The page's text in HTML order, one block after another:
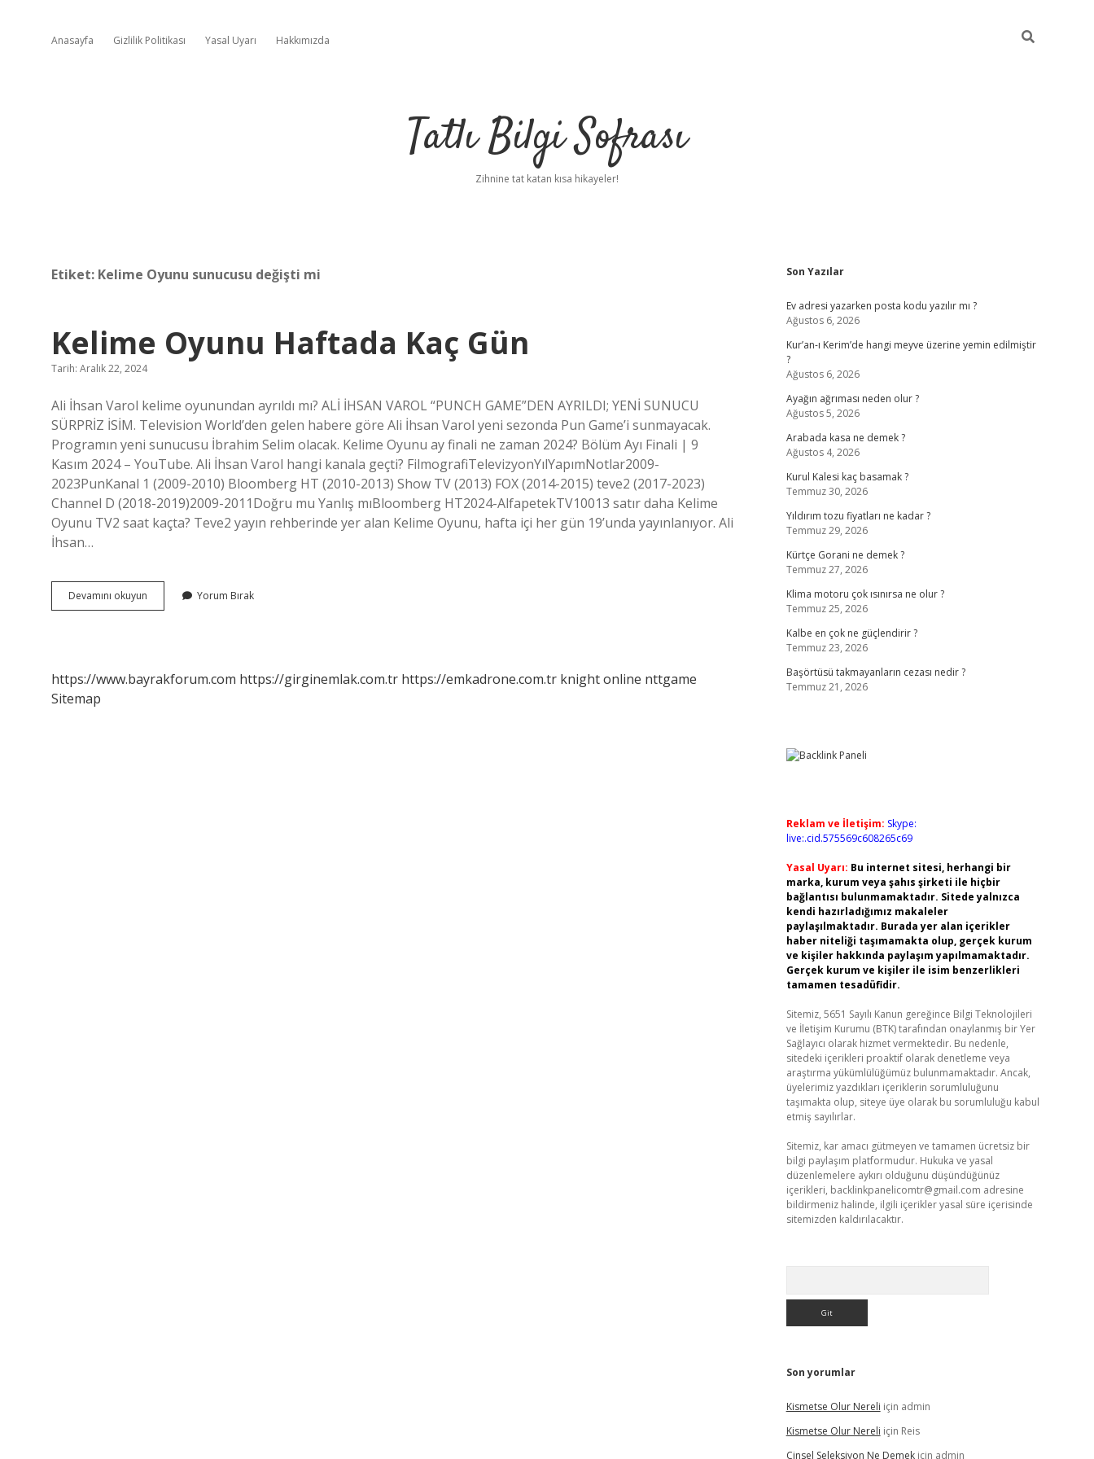
Anasayfa Gizlilik Politikası Yasal Uyarı Hakkımızda
Tatlı Bilgi Sofrası
Zihnine tat katan kısa hikayeler!
Etiket: Kelime Oyunu sunucusu değişti mi
Kelime Oyunu Haftada Kaç Gün
Tarih: Aralık 22, 2024
Ali İhsan Varol kelime oyunundan ayrıldı mı? ALİ İHSAN VAROL “PUNCH GAME”DEN AYRILDI; YENİ SUNUCU
SÜRPRİZ İSİM. Television World’den gelen habere göre Ali İhsan Varol yeni sezonda Pun Game’i sunmayacak.
Programın yeni sunucusu İbrahim Selim olacak. Kelime Oyunu ay finali ne zaman 2024? Bölüm Ayı Finali | 9
Kasım 2024 – YouTube. Ali İhsan Varol hangi kanala geçti? FilmografiTelevizyonYılYapımNotlar2009-
2023PunKanal 1 (2009-2010) Bloomberg HT (2010-2013) Show TV (2013) FOX (2014-2015) teve2 (2017-2023)
Channel D (2018-2019)2009-2011Doğru mu Yanlış mıBloomberg HT2024-AlfapetekTV10013 satır daha Kelime
Oyunu TV2 saat kaçta? Teve2 yayın rehberinde yer alan Kelime Oyunu, hafta içi her gün 19’unda yayınlanıyor. Ali
İhsan…
Devamını okuyun
Oyunu
Yorum Bırak
https://www.bayrakforum.com https://girginemlak.com.tr https://emkadrone.com.tr knight online nttgame
Sitemap
Sidebar
Son Yazılar
Ev adresi yazarken posta kodu yazılır mı ?
Ağustos 6, 2026
Kur’an-ı Kerim’de hangi meyve üzerine yemin edilmiştir
?
Ağustos 6, 2026
Ayağın ağrıması neden olur ?
Ağustos 5, 2026
Arabada kasa ne demek ?
Ağustos 4, 2026
Kurul Kalesi kaç basamak ?
Temmuz 30, 2026
Yıldırım tozu fiyatları ne kadar ?
Temmuz 29, 2026
Kürtçe Gorani ne demek ?
Temmuz 27, 2026
Klima motoru çok ısınırsa ne olur ?
Temmuz 25, 2026
Kalbe en çok ne güçlendirir ?
Temmuz 23, 2026
Başörtüsü takmayanların cezası nedir ?
Temmuz 21, 2026
Reklam ve İletişim: Skype:
live:.cid.575569c608265c69
Yasal Uyarı: Bu internet sitesi, herhangi bir
marka, kurum veya şahıs şirketi ile hiçbir
bağlantısı bulunmamaktadır. Sitede yalnızca
kendi hazırladığımız makaleler
paylaşılmaktadır. Burada yer alan içerikler
haber niteliği taşımamakta olup, gerçek kurum
ve kişiler hakkında paylaşım yapılmamaktadır.
Gerçek kurum ve kişiler ile isim benzerlikleri
tamamen tesadüfidir.
Sitemiz, 5651 Sayılı Kanun gereğince Bilgi Teknolojileri
ve İletişim Kurumu (BTK) tarafından onaylanmış bir Yer
Sağlayıcı olarak hizmet vermektedir. Bu nedenle,
sitedeki içerikleri proaktif olarak denetleme veya
araştırma yükümlülüğümüz bulunmamaktadır. Ancak,
üyelerimiz yazdıkları içeriklerin sorumluluğunu
taşımakta olup, siteye üye olarak bu sorumluluğu kabul
etmiş sayılırlar.
Sitemiz, kar amacı gütmeyen ve tamamen ücretsiz bir
bilgi paylaşım platformudur. Hukuka ve yasal
düzenlemelere aykırı olduğunu düşündüğünüz
içerikleri, backlinkpanelicomtr@gmail.com adresine
bildirmeniz halinde, ilgili içerikler yasal süre içerisinde
sitemizden kaldırılacaktır.
Son yorumlar
Kismetse Olur Nereli için admin
Kismetse Olur Nereli için Reis
Cinsel Seleksiyon Ne Demekiçin admin